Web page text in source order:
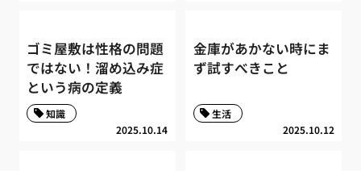
ゴミ屋敷は性格の問題
ではない！溜め込み症
という病の定義
2025.10.14
知識
金庫があかない時にま
ず試すべきこと
2025.10.12
生活